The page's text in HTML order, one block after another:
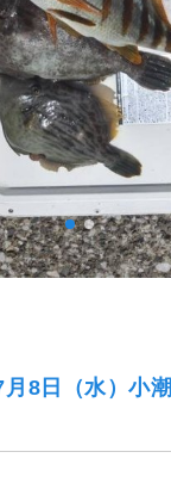
8日（水）小潮